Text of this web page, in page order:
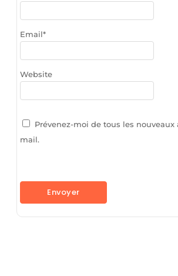
Email*
Website
Prévenez-moi de tous les nouveaux
mail.